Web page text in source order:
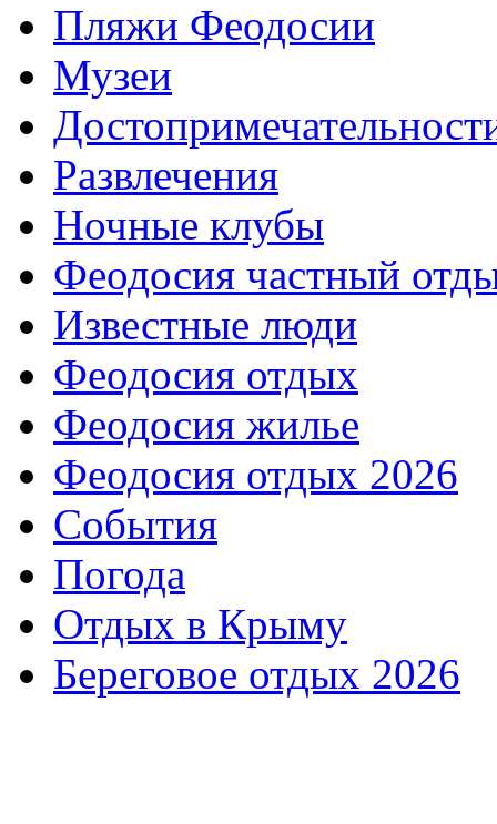
Пляжи Феодосии
Музеи
Развлечения
Ночные клубы
Феодосия частный
Известные люди
Феодосия отдых
Феодосия жилье
Феодосия отдых 2026
События
Погода
Отдых в Крыму
Береговое отдых 2026